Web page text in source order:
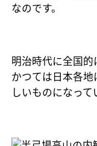
なのです。
明治時代に全国的
かつては日本各
しいものになって